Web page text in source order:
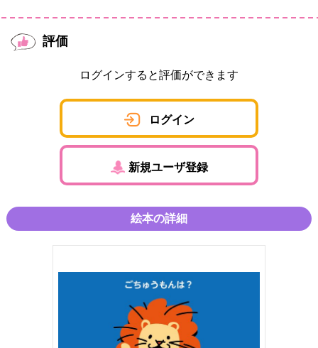
評価
ログインすると評価ができます
ログイン
新規ユーザ登録
絵本の詳細